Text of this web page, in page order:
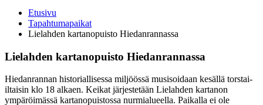
Etusivu
Tapahtumapaikat
Lielahden kartanopuisto Hiedanrannassa
Lielahden kartanopuisto Hiedanrannassa
Hiedanrannan historiallisessa miljöössä musisoidaan kesällä torstai-
iltaisin klo 18 alkaen. Keikat järjestetään Lielahden kartanon
ympäröimässä kartanopuistossa nurmialueella. Paikalla ei ole